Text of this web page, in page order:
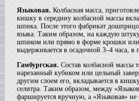
Вакуумный миксер-гомогенизатор
в г. Челябинск
Гомогенизатор
в г.Камышин
Пищевой насос
Вакуумная емкость
в г. Тверь
Сироповарочный котел
в г. Воронеж
Языковая. Колбасная масса,
кишку в середину колбасной массы
шпика. После этого фабрикат
языка. Таким образом, на каждую штуку
шпиком или прямо в форме крошки
выдерживается в осадочной 3–4 часа,
Гамбургская. Состав колбасной
нарезанный кубиком или цельный
другим слоем его, вкладывается в
селитра. Таким образом, между
фаршируется вручную, а «Языковая»